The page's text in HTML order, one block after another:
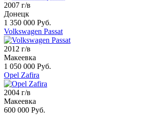
2007 г/в
Донецк
1 350 000 Руб.
Volkswagen Passat
2012 г/в
Макеевка
1 050 000 Руб.
Opel Zafira
2004 г/в
Макеевка
600 000 Руб.